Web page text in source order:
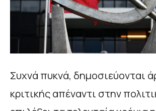
Συχνά πυκνά, δημοσιεύονται
κριτικής απέναντι στην